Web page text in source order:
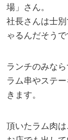
場」さん。
社長さんは士
ゃるんだそうで
ランチのみな
ラム串やステ
きます。
頂いたラム肉は